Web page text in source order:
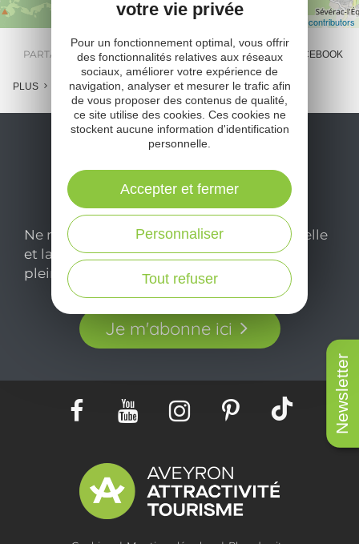
Newsletter
| Map data © OpenStreetMap contributors
PARTAGER : E-MAIL MESSENGER FACEBOOK
PLUS
Ne manquez pas notre newsletter mensuelle
et laissez-vous inspirer pour profiter
pleinement de votre séjour en Aveyron.
Je m'abonne ici
votre vie privée
Pour un fonctionnement optimal, vous offrir
des fonctionnalités relatives aux réseaux
sociaux, améliorer votre expérience de
navigation, analyser et mesurer le trafic afin
de vous proposer des contenus de qualité,
ce site utilise des cookies. Ces cookies ne
stockent aucune information d'identification
personnelle.
Tout refuser
Personnaliser
Accepter et fermer